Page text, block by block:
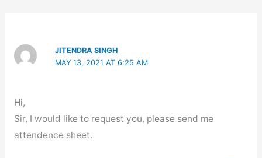
JITENDRA SINGH
MAY 13, 2021 AT 6:25 AM
Hi,
Sir, I would like to request you, please send me
attendence sheet.